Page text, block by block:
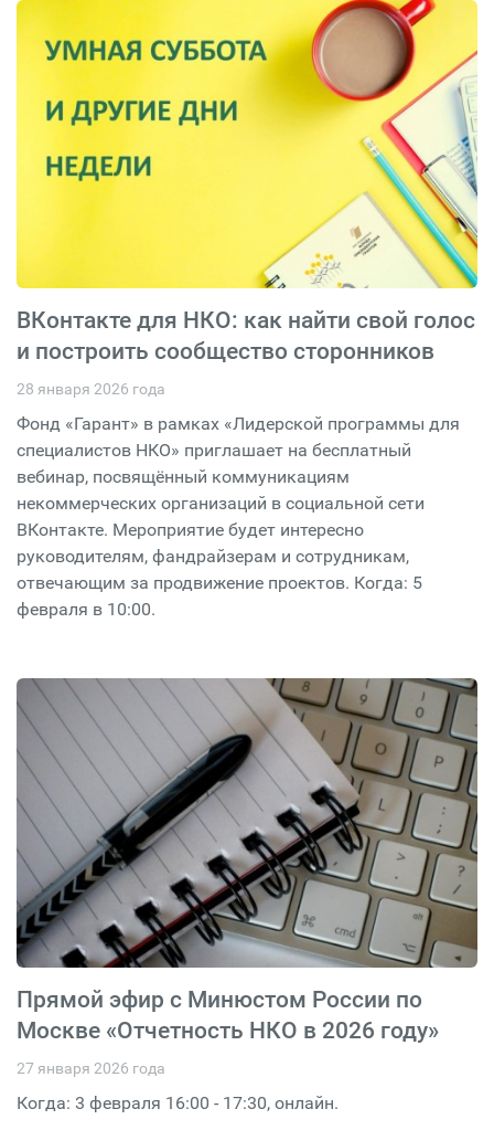
ВКонтакте для НКО: как найти свой голос
и построить сообщество сторонников
28 января 2026 года
Фонд «Гарант» в рамках «Лидерской программы для
специалистов НКО» приглашает на бесплатный
вебинар, посвящённый коммуникациям
некоммерческих организаций в социальной сети
ВКонтакте. Мероприятие будет интересно
руководителям, фандрайзерам и сотрудникам,
отвечающим за продвижение проектов. Когда: 5
февраля в 10:00.
Прямой эфир с Минюстом России по
Москве «Отчетность НКО в 2026 году»
27 января 2026 года
Когда: 3 февраля 16:00 - 17:30, онлайн.